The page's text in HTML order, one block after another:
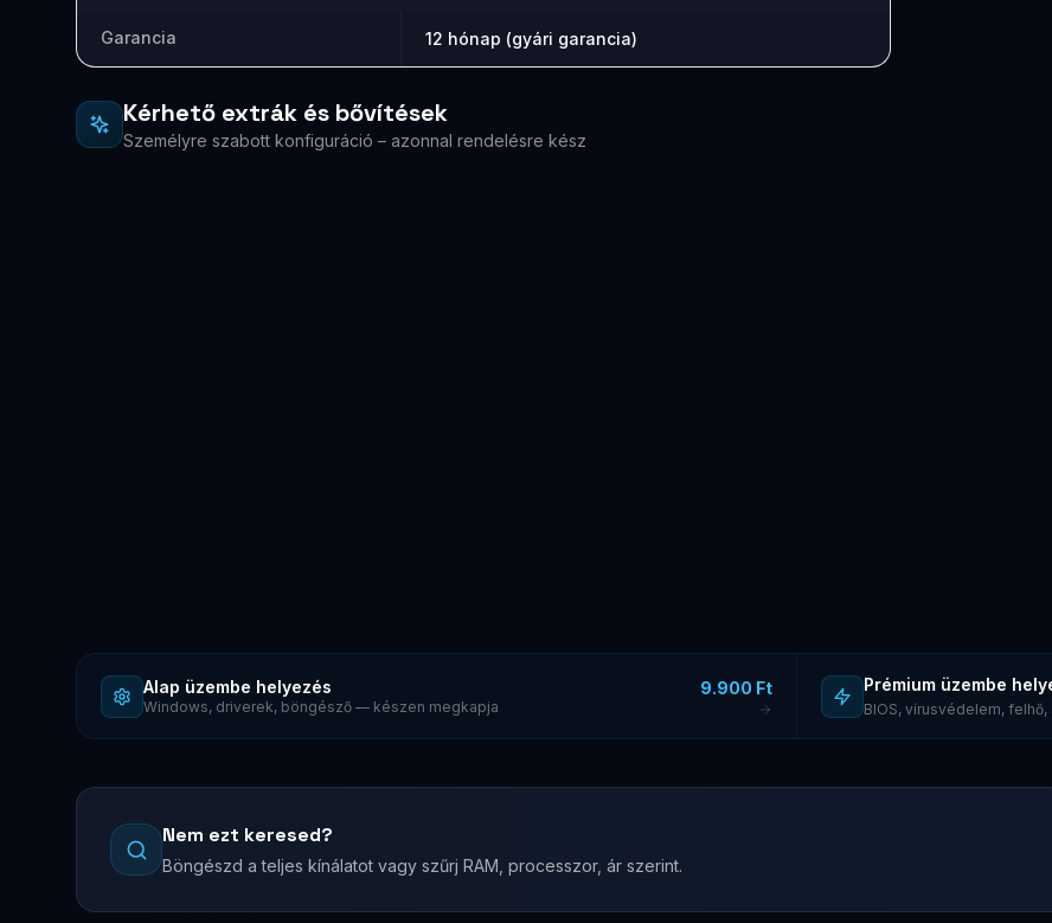
Garancia 12 hónap (gyári garancia)
Kérhető extrák és bővítések
Személyre szabott konfiguráció – azonnal rendelésre kész
Alap üzembe helyezés
Windows, driverek, böngésző — készen megkapja
9.900 Ft Prémium üzembe
BIOS, vírusvédelem,
Nem ezt keresed?
Böngészd a teljes kínálatot vagy szűrj RAM, processzor, ár szerint.